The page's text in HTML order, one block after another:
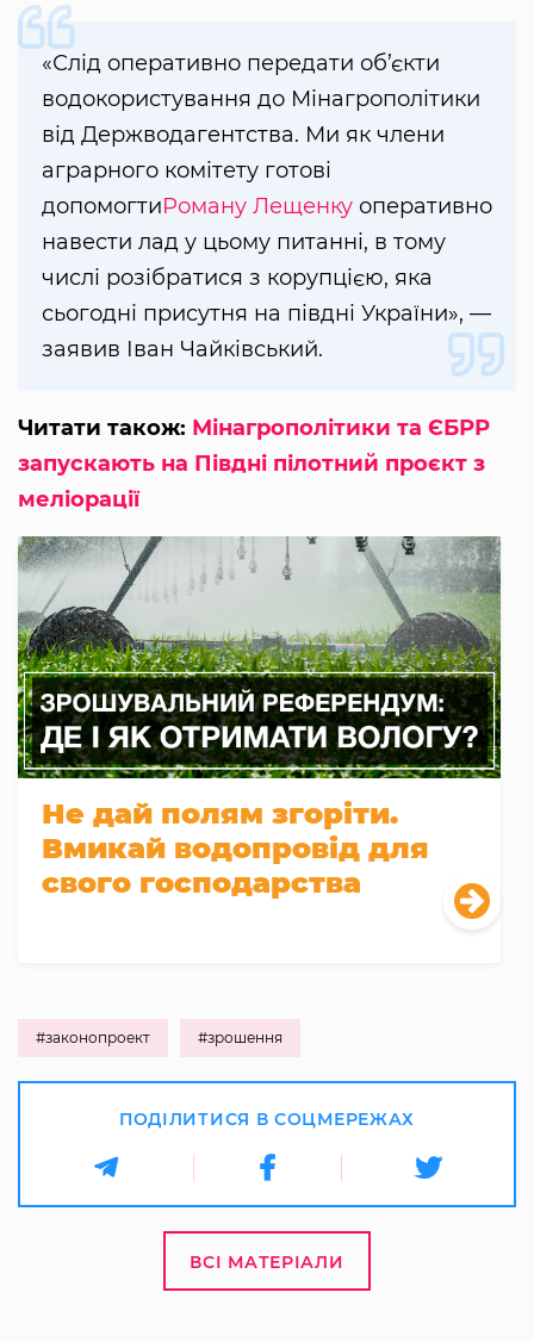
«Слід оперативно передати об’єкти
водокористування до Мінагрополітики
від Держводагентства. Ми як члени
аграрного комітету готові
допомогтиРоману Лещенку оперативно
навести лад у цьому питанні, в тому
числі розібратися з корупцією, яка
сьогодні присутня на півдні України», —
заявив Іван Чайківський.
Читати також: Мінагрополітики та ЄБРР
запускають на Півдні пілотний проєкт з
меліорації
Не дай полям згоріти.
Вмикай водопровід для
свого господарства
#законопроект #зрошення
ПОДІЛИТИСЯ В СОЦМЕРЕЖАХ
ВСІ МАТЕРІАЛИ